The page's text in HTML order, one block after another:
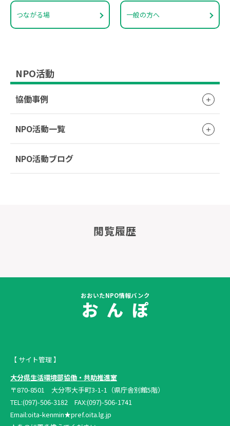
つながる場 一般の方へ
NPO活動
協働事例
NPO活動一覧
NPO活動ブログ
閲覧履歴
おおいたNPO情報バンク
お ん ぽ
【 サイト管理 】
大分県生活環境部協働・共助推進室
〒870-8501 大分市大手町3-1-1（県庁舎別館5階）
TEL:(097)-506-3182 FAX:(097)-506-1741
Email:oita-kenmin★pref.oita.lg.jp